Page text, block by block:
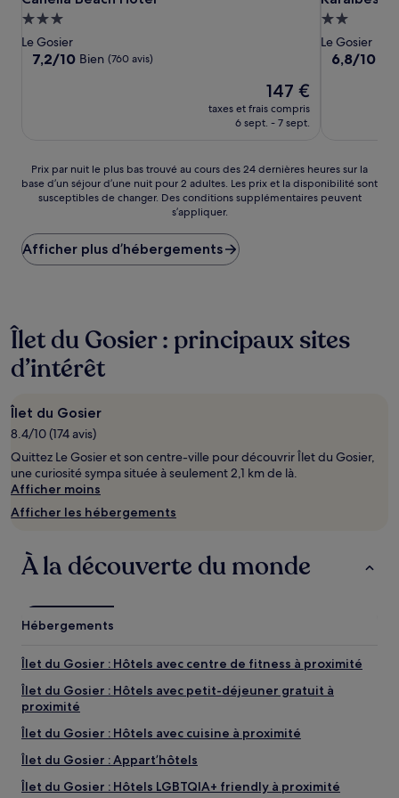
Hébergement
3.0 étoiles
Le Gosier
7.2
7,2/10 Bien (760 avis)
Le
nouveau
prix
147 €
147 €
taxes et frais compris
6 sept. - 7 sept.
2.0 étoiles
Le Gosier
6.8
6,8/10
Prix
par
nuit
plus
bas
trouvé
24 dernières
heures
sur
la
d’un
séjour
d’une
nuit
pour
2 adultes.
Les
prix
la
disponibilité
susceptibles
de
changer.
conditions
supplémentaires
peuvent
s’appliquer.
Prix par nuit le plus bas trouvé au cours des 24 dernières heures sur la
base d’un séjour d’une nuit pour 2 adultes. Les prix et la disponibilité sont
susceptibles de changer. Des conditions supplémentaires peuvent
s’appliquer.
Afficher plus d’hébergements
Îlet du Gosier : principaux sites
d’intérêt
Îlet du Gosier
8.4/10 (174 avis)
Quittez Le Gosier et son centre-ville pour découvrir Îlet du Gosier,
une curiosité sympa située à seulement 2,1 km de là.
Afficher moins
Afficher les hébergements
À la découverte du monde
Hébergements
Îlet du Gosier : Hôtels avec centre de fitness à proximité
Îlet du Gosier : Hôtels avec petit-déjeuner gratuit à
proximité
Îlet du Gosier : Hôtels avec cuisine à proximité
Îlet du Gosier : Appart’hôtels
Îlet du Gosier : Hôtels LGBTQIA+ friendly à proximité